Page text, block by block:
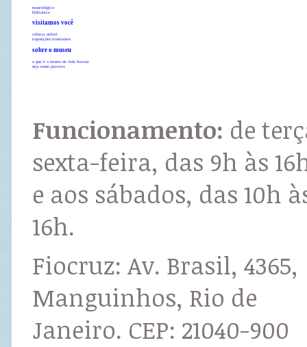
museológico
biblioteca
visitamos você
ciência móvel
exposições itinerantes
sobre o museu
o que é o museu da vida fiocruz
seja nosso parceiro
Funcionamento: de
sexta-feira, das 9h às
e aos sábados, das 10h
16h.
Fiocruz: Av. Brasil, 4365,
Manguinhos, Rio de
Janeiro. CEP: 21040-900